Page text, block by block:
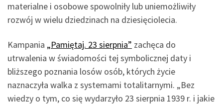
materialne i osobowe spowolniły lub uniemożliwiły
rozwój w wielu dziedzinach na dziesięciolecia.
Kampania „Pamiętaj. 23 sierpnia” zachęca do
utrwalenia w świadomości tej symbolicznej daty i
bliższego poznania losów osób, których życie
naznaczyła walka z systemami totalitarnymi. „Bez
wiedzy o tym, co się wydarzyło 23 sierpnia 1939 r. i jakie